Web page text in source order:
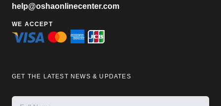
help@oshaonlinecenter.com
WE ACCEPT
GET THE LATEST NEWS & UPDATES